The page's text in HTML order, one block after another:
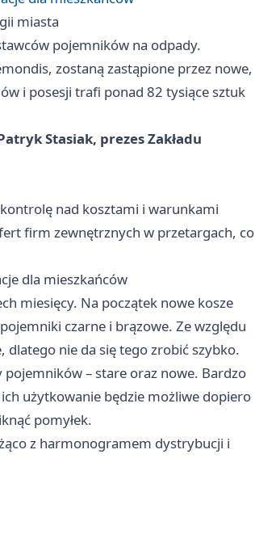
miasta
pojemników na odpady.
zostaną zastąpione przez nowe,
i posesji trafi ponad 82 tysiące sztuk
Stasiak, prezes Zakładu
nad kosztami i warunkami
firm zewnętrznych w przetargach, co
dla mieszkańców
miesięcy. Na początek nowe kosze
czarne i brązowe. Ze względu
nie da się tego zrobić szybko.
– stare oraz nowe. Bardzo
użytkowanie będzie możliwe dopiero
pomyłek.
z harmonogramem dystrybucji i